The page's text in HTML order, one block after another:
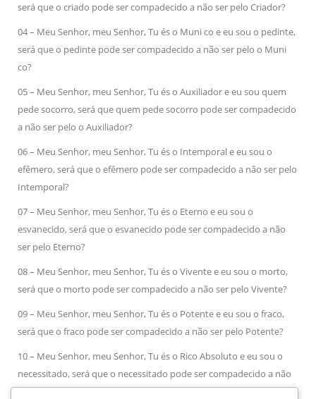
será que o criado pode ser compadecido a não ser pelo Criador?
04 – Meu Senhor, meu Senhor, Tu és o Muni co e eu sou o pedinte,
será que o pedinte pode ser compadecido a não ser pelo o Muni
co?
05 – Meu Senhor, meu Senhor, Tu és o Auxiliador e eu sou quem
pede socorro, será que quem pede socorro pode ser compadecido
a não ser pelo o Auxiliador?
06 – Meu Senhor, meu Senhor, Tu és o Intemporal e eu sou o
efêmero, será que o efêmero pode ser compadecido a não ser pelo
Intemporal?
07 – Meu Senhor, meu Senhor, Tu és o Eterno e eu sou o
esvanecido, será que o esvanecido pode ser compadecido a não
ser pelo Eterno?
08 – Meu Senhor, meu Senhor, Tu és o Vivente e eu sou o morto,
será que o morto pode ser compadecido a não ser pelo Vivente?
09 – Meu Senhor, meu Senhor, Tu és o Potente e eu sou o fraco,
será que o fraco pode ser compadecido a não ser pelo Potente?
10 – Meu Senhor, meu Senhor, Tu és o Rico Absoluto e eu sou o
necessitado, será que o necessitado pode ser compadecido a não
ser pelo o Rico Absoluto?